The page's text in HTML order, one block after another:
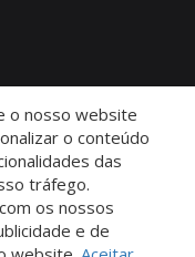
o nosso website
o conteúdo
das
tráfego.
os nossos
e de